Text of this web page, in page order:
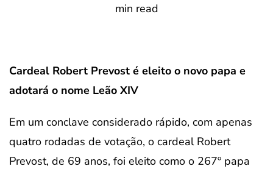
min read
Cardeal Robert Prevost é eleito o novo papa e
adotará o nome Leão XIV
Em um conclave considerado rápido, com apenas
quatro rodadas de votação, o cardeal Robert
Prevost, de 69 anos, foi eleito como o 267º papa